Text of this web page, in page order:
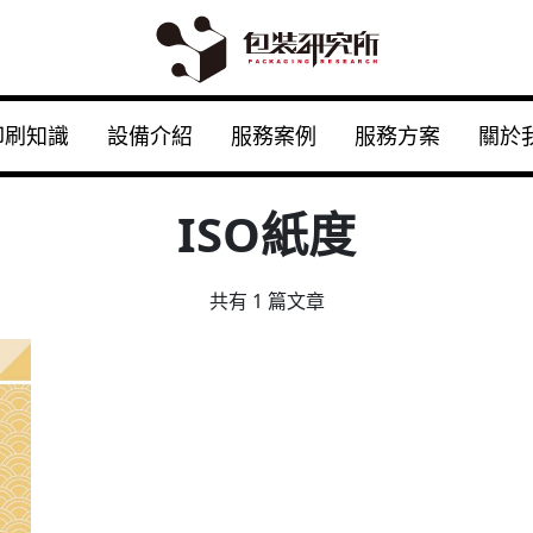
知識 設備介紹 服務案例 服務方案 關於
ISO紙度
共有 1 篇文章